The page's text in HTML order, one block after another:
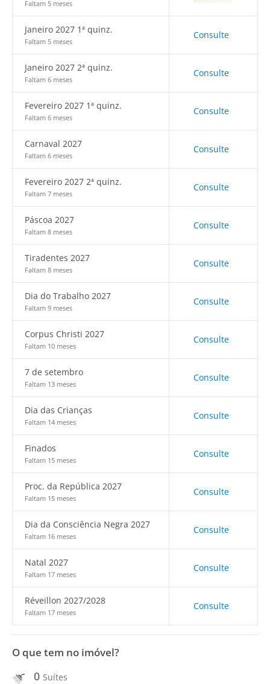
Faltam 5 meses
Janeiro 2027 1ª quinz.
Faltam 5 meses
Consulte
Janeiro 2027 2ª quinz.
Faltam 6 meses
Consulte
Fevereiro 2027 1ª quinz.
Faltam 6 meses
Consulte
Carnaval 2027
Faltam 6 meses
Consulte
Fevereiro 2027 2ª quinz.
Faltam 7 meses
Consulte
Páscoa 2027
Faltam 8 meses
Consulte
Tiradentes 2027
Faltam 8 meses
Consulte
Dia do Trabalho 2027
Faltam 9 meses
Consulte
Corpus Christi 2027
Faltam 10 meses
Consulte
7 de setembro
Faltam 13 meses
Consulte
Dia das Crianças
Faltam 14 meses
Consulte
Finados
Faltam 15 meses
Consulte
Proc. da República 2027
Faltam 15 meses
Consulte
Dia da Consciência Negra 2027
Faltam 16 meses
Consulte
Natal 2027
Faltam 17 meses
Consulte
Réveillon 2027/2028
Faltam 17 meses
Consulte
O que tem no imóvel?
0 Suítes